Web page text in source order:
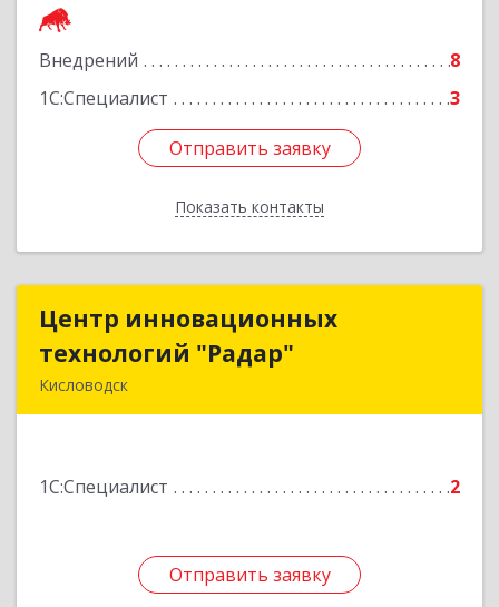
Внедрений
8
1С:Специалист
3
Отправить заявку
Показать контакты
Подробнее
Отправить заявку
Назад
Центр инновационных
технологий "Радар"
Кисловодск
1С:Специалист 2
Отправить заявку
Центр инновационных
технологий "Радар"
Подробнее
Отправить заявку